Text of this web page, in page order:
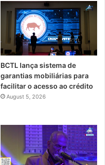
BCTL lança sistema de
garantias mobiliárias para
facilitar o acesso ao crédito
August 5, 2026